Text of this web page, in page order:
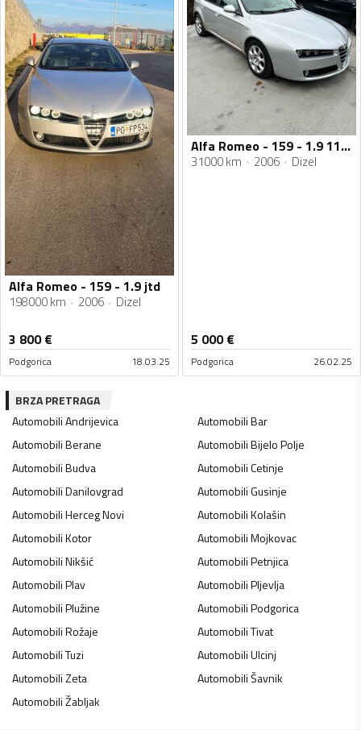
Alfa Romeo - 159 - 1.9 jtd
198000 km 2006 Dizel
3 800€
Podgorica 18.03.25
Alfa Romeo - 159 - 1.9 110kw
31000 km 2006 Dizel
5 000€
Podgorica 26.02.25
BRZA PRETRAGA
AutomobiliAndrijevica AutomobiliBar
AutomobiliBerane AutomobiliBijelo Polje
AutomobiliBudva AutomobiliCetinje
AutomobiliDanilovgrad AutomobiliGusinje
AutomobiliHerceg Novi AutomobiliKolašin
AutomobiliKotor AutomobiliMojkovac
AutomobiliNikšić AutomobiliPetnjica
AutomobiliPlav AutomobiliPljevlja
AutomobiliPlužine AutomobiliPodgorica
AutomobiliRožaje AutomobiliTivat
AutomobiliTuzi AutomobiliUlcinj
AutomobiliZeta AutomobiliŠavnik
AutomobiliŽabljak